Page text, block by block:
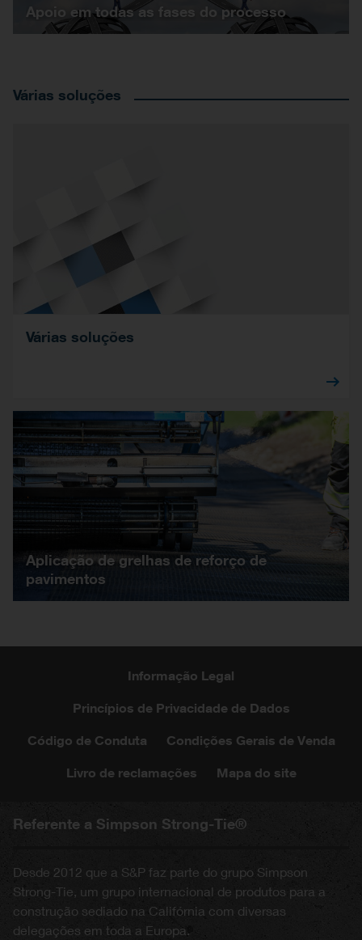
Apoio em todas as fases do processo
Várias soluções
Várias soluções
Aplicação de grelhas de reforço de
pavimentos
Informação Legal
Princípios de Privacidade de Dados
Código de Conduta Condições Gerais de Venda
Livro de reclamações Mapa do site
Referente a Simpson Strong-Tie®
Desde 2012 que a S&P faz parte do grupo Simpson
Strong-Tie, um grupo internacional de produtos para a
construção sediado na Califórnia com diversas
delegações em toda a Europa.